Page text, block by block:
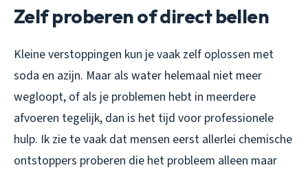
Zelf proberen of direct bellen
Kleine verstoppingen kun je vaak zelf oplossen met
soda en azijn. Maar als water helemaal niet meer
wegloopt, of als je problemen hebt in meerdere
afvoeren tegelijk, dan is het tijd voor professionele
hulp. Ik zie te vaak dat mensen eerst allerlei chemische
ontstoppers proberen die het probleem alleen maar